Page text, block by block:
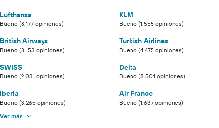
Lufthansa
Bueno (8.177 opiniones)
KLM
Bueno (1.555 opiniones)
British Airways
Bueno (8.153 opiniones)
Turkish Airlines
Bueno (4.475 opiniones)
SWISS
Bueno (2.031 opiniones)
Delta
Bueno (8.504 opiniones)
Iberia
Bueno (3.265 opiniones)
Air France
Bueno (1.637 opiniones)
Ver más